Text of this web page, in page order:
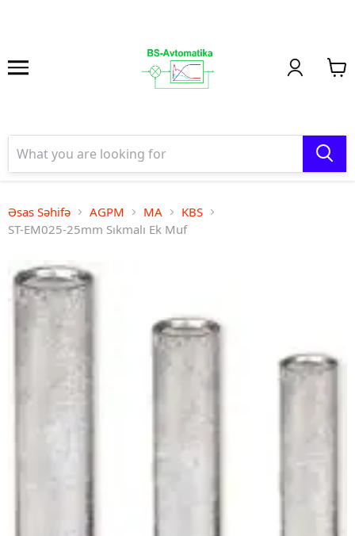
Əsas Səhifə AGPM MA
KBS
ST-EM025-25mm Sıkmalı Ek Muf